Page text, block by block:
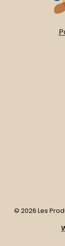
© 2026 Les